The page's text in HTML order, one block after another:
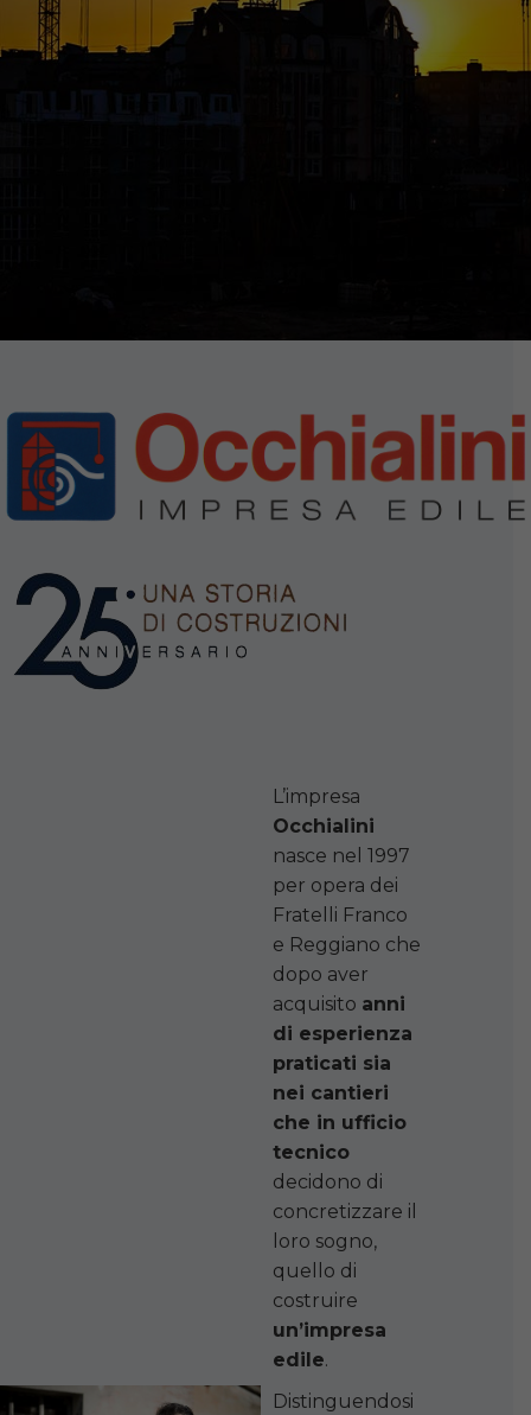
L’impresa
Occhialini
nasce nel 1997
per opera dei
Fratelli Franco
e Reggiano che
dopo aver
acquisito anni
di esperienza
praticati sia
nei cantieri
che in ufficio
tecnico
decidono di
concretizzare il
loro sogno,
quello di
costruire
un’impresa
edile.
Distinguendosi